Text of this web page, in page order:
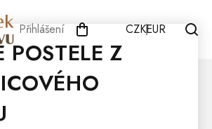
Přihlášení CZKEUR
POSTELE Z